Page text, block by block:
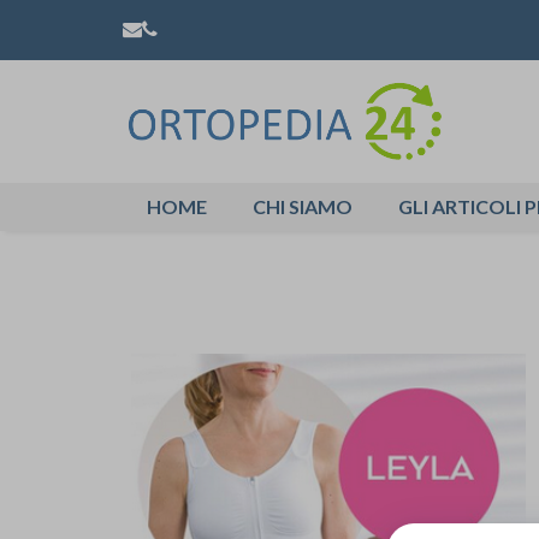
HOME CHI SIAMO GLI ARTICOLI